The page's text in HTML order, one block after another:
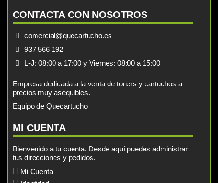
CONTACTA CON NOSOTROS
comercial@quecartucho.es
937 566 192
L-J: 08:00 a 17:00 y Viernes: 08:00 a 15:00
Empresa dedicada a la venta de toners y cartuchos a
precios muy asequibles.
Equipo de Quecartucho
MI CUENTA
Bienvenido a tu cuenta. Desde aquí puedes administrar
tus direcciones y pedidos.
Mi Cuenta